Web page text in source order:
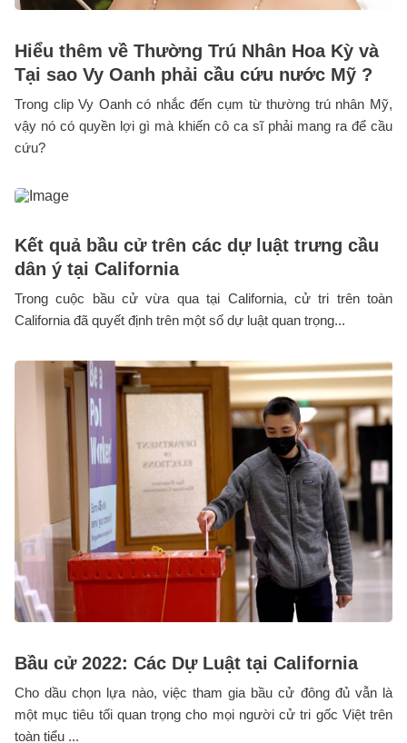
Hiểu thêm về Thường Trú Nhân Hoa Kỳ và
Tại sao Vy Oanh phải cầu cứu nước Mỹ ?
Trong clip Vy Oanh có nhắc đến cụm từ thường trú nhân Mỹ,
vậy nó có quyền lợi gì mà khiến cô ca sĩ phải mang ra để cầu
cứu?
Kết quả bầu cử trên các dự luật trưng cầu
dân ý tại California
Trong cuộc bầu cử vừa qua tại California, cử tri trên toàn
California đã quyết định trên một số dự luật quan trọng...
Bầu cử 2022: Các Dự Luật tại California
Cho dầu chọn lựa nào, việc tham gia bầu cử đông đủ vẫn là
một mục tiêu tối quan trọng cho mọi người cử tri gốc Việt trên
toàn tiểu ...